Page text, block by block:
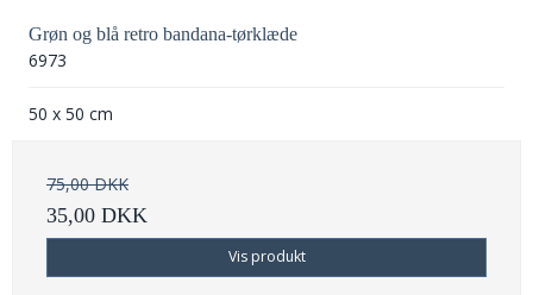
Grøn og blå retro bandana-tørklæde
6973
50 x 50 cm
75,00 DKK
35,00 DKK
Vis produkt